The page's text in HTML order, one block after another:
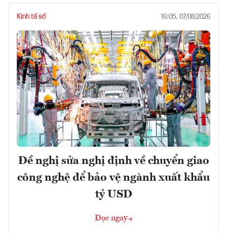
Kinh tế số 16:05, 07/08/2026
Đề nghị sửa nghị định về chuyển giao
công nghệ để bảo vệ ngành xuất khẩu
tỷ USD
Đọc ngay